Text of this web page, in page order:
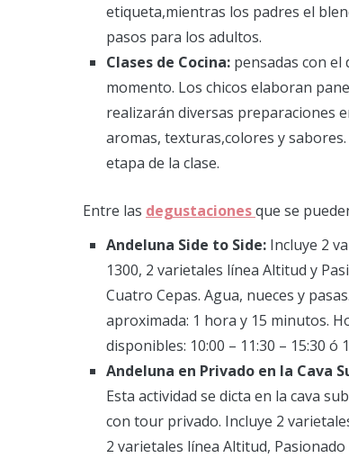
etiqueta,mientras los padres el
pasos para los adultos.
Clases de Cocina:pensadas con el
momento. Los chicos elaboran
realizarán diversas preparaciones
aromas, texturas,colores y
etapa de la clase.
Entre las degustacionesque se
Andeluna Side to Side:Incluye 2
1300, 2 varietales línea Altitud y
Cuatro Cepas. Agua, nueces y
aproximada: 1 hora y 15 minutos.
disponibles: 10:00 – 11:30 – 15:30 ó
Andeluna en Privado en la Cava
Esta actividad se dicta en la cava
con tour privado. Incluye 2
2 varietales línea Altitud,